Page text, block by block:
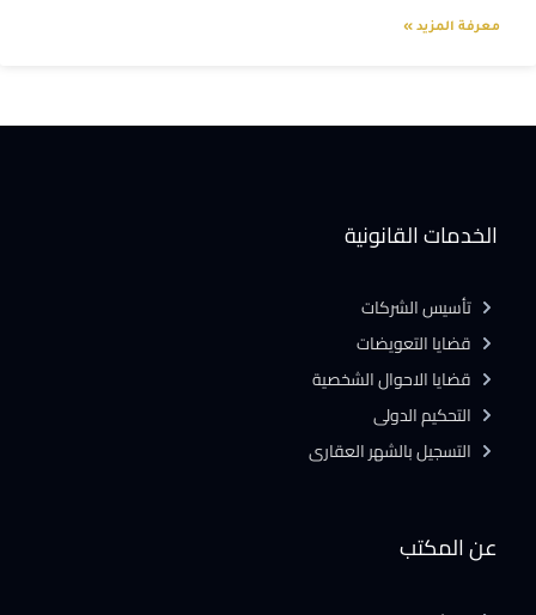
معرفة المزيد »
عن المكتب
الخدمات القانونية
تأسيس الشركات
قضايا التعويضات
قضايا الاحوال الشخصية
التحكيم الدولى
التسجيل بالشهر العقارى